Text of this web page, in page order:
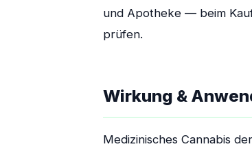
und Apotheke — beim
prüfen.
Wirkung &
Medizinisches Cannabis